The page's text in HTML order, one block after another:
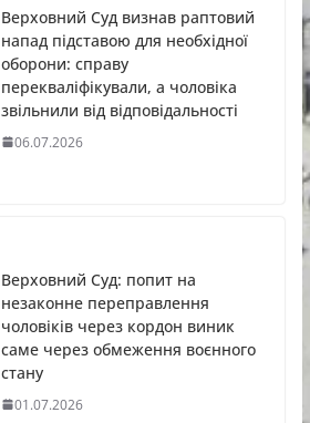
Верховний Суд визнав раптовий
напад підставою для необхідної
оборони: справу
перекваліфікували, а чоловіка
звільнили від відповідальності
06.07.2026
Верховний Суд: попит на
незаконне переправлення
чоловіків через кордон виник
саме через обмеження воєнного
стану
01.07.2026